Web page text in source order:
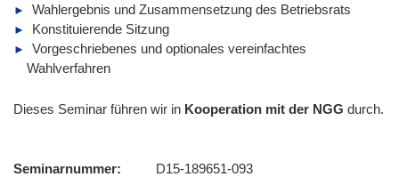
Wahlergebnis und Zusammensetzung des Betriebsrats
Konstituierende Sitzung
Vorgeschriebenes und optionales vereinfachtes
Wahlverfahren
Dieses Seminar führen wir in Kooperation mit der NGG durch.
Seminarnummer
D15-189651-093